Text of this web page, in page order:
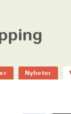
Nyheter